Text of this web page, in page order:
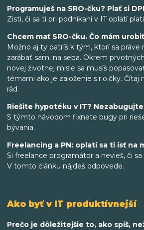
Programuješ na SRO-čku? Plať si
Zisti, či sa ti pri podnikaní v IT oplatí
Chcem mať SRO-čku. Čo mám
Možno aj ty patríš k tým, ktorí sa práve
zarábať sami na seba. Okrem
novej životnej misie sa musíš
témami ako je založenie s.r.o.čky. Čítaj
rád.
Riešite hypotéku v IT? Nezabugujte
S týmto návodom fixnete bugy pri
bývania.
Freelancing a PN: oplatí sa ti ísť na
Si freelance programátor a nevieš, či
V tomto článku nájdeš odpovede.
Ako byť v IT produktívnejší
Prečo je dôležitejšie to, ako spíš,